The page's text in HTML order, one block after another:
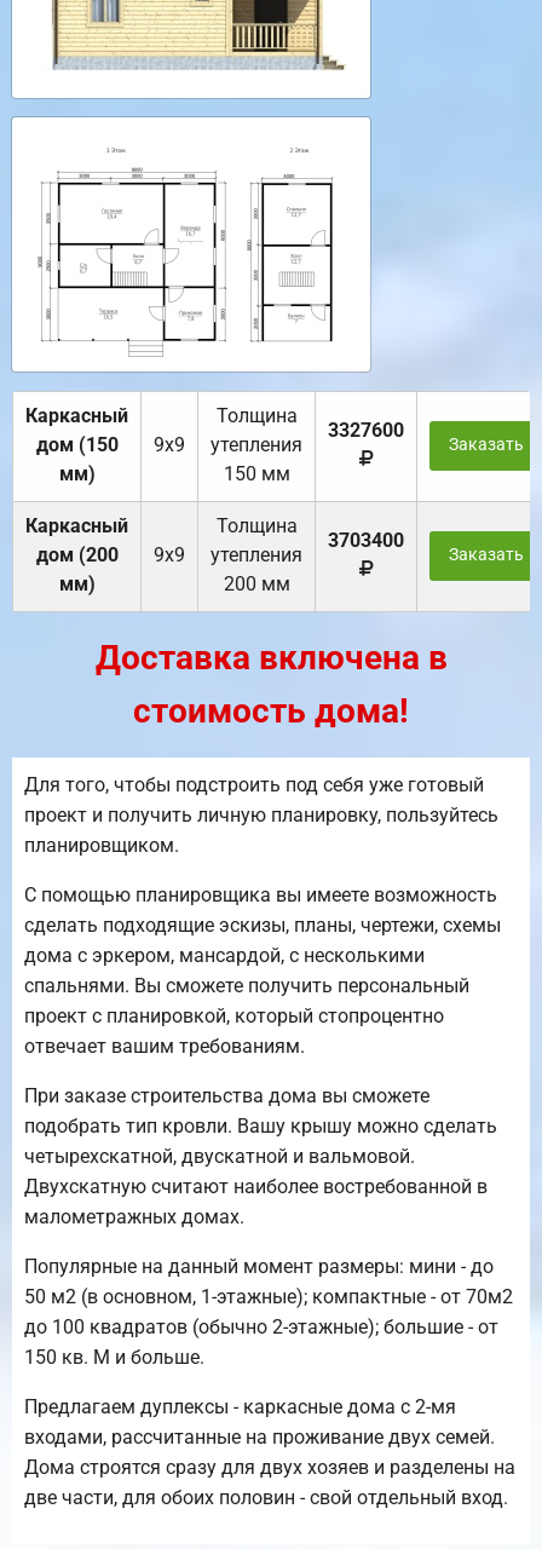
Каркасный
дом (150
мм)
9х9
Толщина
утепления
150 мм
3327600
Заказать
Каркасный
дом (200
мм)
9х9
Толщина
утепления
200 мм
3703400
Заказать
Доставка включена в
стоимость дома!
Для того, чтобы подстроить под себя уже готовый
проект и получить личную планировку, пользуйтесь
планировщиком.
С помощью планировщика вы имеете возможность
сделать подходящие эскизы, планы, чертежи, схемы
дома с эркером, мансардой, с несколькими
спальнями. Вы сможете получить персональный
проект с планировкой, который стопроцентно
отвечает вашим требованиям.
При заказе строительства дома вы сможете
подобрать тип кровли. Вашу крышу можно сделать
четырехскатной, двускатной и вальмовой.
Двухскатную считают наиболее востребованной в
малометражных домах.
Популярные на данный момент размеры: мини - до
50 м2 (в основном, 1-этажные); компактные - от 70м2
до 100 квадратов (обычно 2-этажные); большие - от
150 кв. М и больше.
Предлагаем дуплексы - каркасные дома с 2-мя
входами, рассчитанные на проживание двух семей.
Дома строятся сразу для двух хозяев и разделены на
две части, для обоих половин - свой отдельный вход.